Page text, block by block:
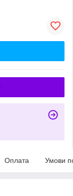
Оплата Умови